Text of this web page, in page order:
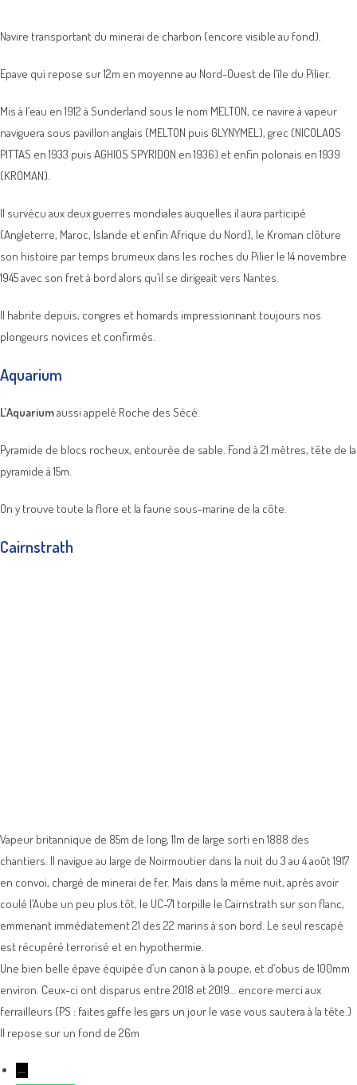
Navire transportant du minerai de charbon (encore visible au fond).
Epave qui repose sur 12m en moyenne au Nord-Ouest de l’île du Pilier.
Mis à l’eau en 1912 à Sunderland sous le nom MELTON, ce navire à vapeur
naviguera sous pavillon anglais (MELTON puis GLYNYMEL), grec (NICOLAOS
PITTAS en 1933 puis AGHIOS SPYRIDON en 1936) et enfin polonais en 1939
(KROMAN).
Il survécu aux deux guerres mondiales auquelles il aura participé
(Angleterre, Maroc, Islande et enfin Afrique du Nord), le Kroman clôture
son histoire par temps brumeux dans les roches du Pilier le 14 novembre
1945 avec son fret à bord alors qu’il se dirigeait vers Nantes.
Il habrite depuis, congres et homards impressionnant toujours nos
plongeurs novices et confirmés.
Aquarium
L’Aquariumaussi appelé Roche des Sécé.
Pyramide de blocs rocheux, entourée de sable. Fond à 21 mètres, tête de la
pyramide à 15m.
On y trouve toute la flore et la faune sous-marine de la côte.
Cairnstrath
Vapeur britannique de 85m de long, 11m de large sorti en 1888 des
chantiers. Il navigue au large de Noirmoutier dans la nuit du 3 au 4 août 1917
en convoi, chargé de minerai de fer. Mais dans la même nuit, après avoir
coulé l’Aube un peu plus tôt, le UC-71 torpille le Cairnstrath sur son flanc,
emmenant immédiatement 21 des 22 marins à son bord. Le seul rescapé
est récupéré terrorisé et en hypothermie.
Une bien belle épave équipée d’un canon à la poupe, et d’obus de 100mm
environ. Ceux-ci ont disparus entre 2018 et 2019… encore merci aux
ferrailleurs (PS : faites gaffe les gars un jour le vase vous sautera à la tête.)
Il repose sur un fond de 26m
←